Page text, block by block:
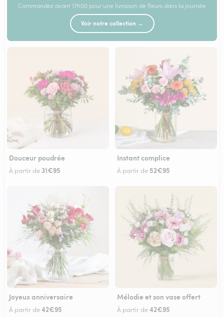
Commandez avant 17h00 pour une livraison de fleurs dans la journée
Voir notre collection →
Douceur poudrée
À partir de 31€95
Instant complice
À partir de 52€95
Joyeux anniversaire
À partir de42€95
Mélodie et son vase offert
À partir de42€95